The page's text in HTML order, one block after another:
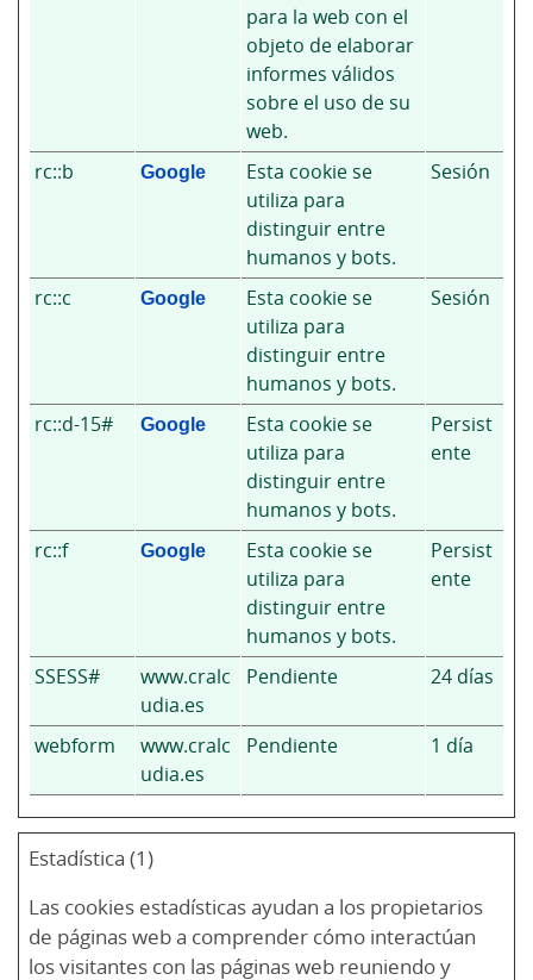
para la web con el
objeto de elaborar
informes válidos
sobre el uso de su
web.
rc::b
Google
Esta cookie se
utiliza para
distinguir entre
humanos y bots.
Sesión
rc::c Google
Esta cookie se
utiliza para
distinguir entre
humanos y bots.
Sesión
rc::d-15# Google
Esta cookie se
utiliza para
distinguir entre
humanos y bots.
Persist
ente
rc::f Google
Esta cookie se
utiliza para
distinguir entre
humanos y bots.
Persist
ente
SSESS#
www.cralc
udia.es
Pendiente 24 días
webform
www.cralc
udia.es
Pendiente 1 día
Estadística (1)
Las cookies estadísticas ayudan a los propietarios
de páginas web a comprender cómo interactúan
los visitantes con las páginas web reuniendo y